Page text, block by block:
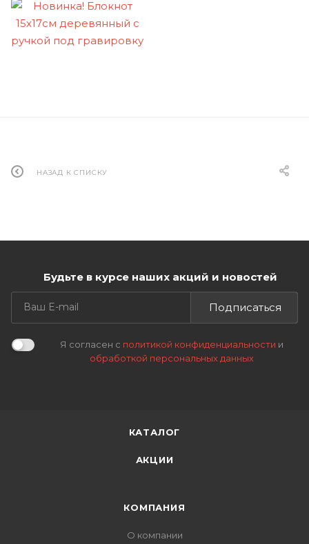
НАЗАД К СПИСКУ
Будьте в курсе наших акций и новостей
Подписаться
Я согласен с политикой конфиденциальности и
обработкой персональных данных
КАТАЛОГ
АКЦИИ
КОМПАНИЯ
О компании